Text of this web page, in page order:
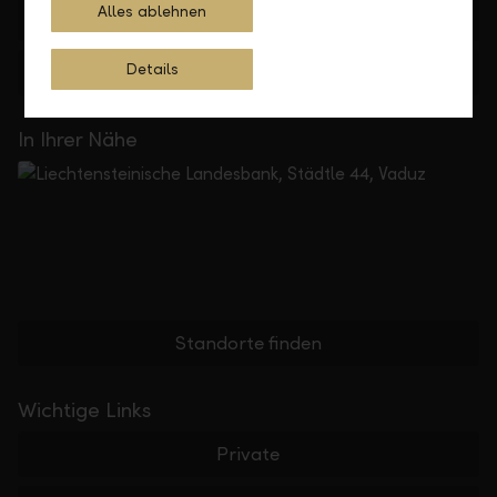
+423 236 88 11
Feedback
In Ihrer Nähe
Standorte finden
Wichtige Links
Private
Alles ablehnen
Details